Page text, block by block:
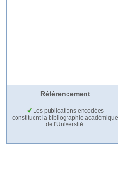
Référencement
Les publications encodées
constituent la bibliographie académique
de l'Université.